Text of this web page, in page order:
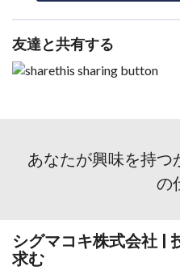
友達と共有する
あなたが興味を持
の
シグマコキ株式会社 |
求む